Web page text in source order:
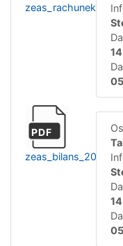
PDF
zeas_bilans_2024